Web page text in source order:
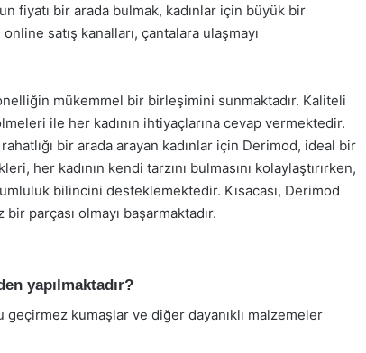
fiyatı bir arada bulmak, kadınlar için büyük bir
satış kanalları, çantalara ulaşmayı
mükemmel bir birleşimini sunmaktadır. Kaliteli
ile her kadının ihtiyaçlarına cevap vermektedir.
bir arada arayan kadınlar için Derimod, ideal bir
her kadının kendi tarzını bulmasını kolaylaştırırken,
bilincini desteklemektedir. Kısacası, Derimod
parçası olmayı başarmaktadır.
yapılmaktadır?
kumaşlar ve diğer dayanıklı malzemeler